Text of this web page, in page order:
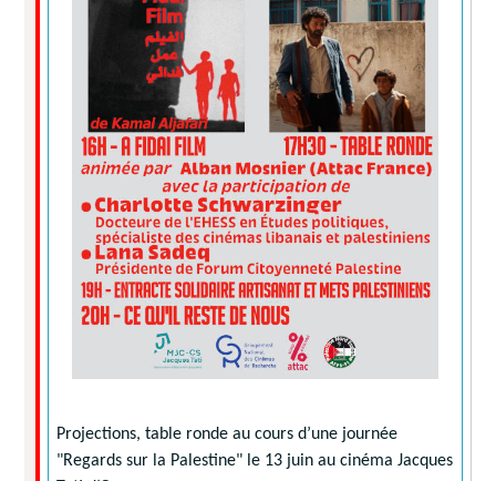
Projections, table ronde au cours d’une journée
"Regards sur la Palestine" le 13 juin au cinéma Jacques